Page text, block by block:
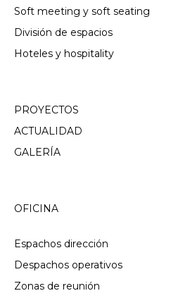
Soft meeting y soft seating
División de espacios
Hoteles y hospitality
PROYECTOS
ACTUALIDAD
GALERÍA
OFICINA
Espachos dirección
Despachos operativos
Zonas de reunión